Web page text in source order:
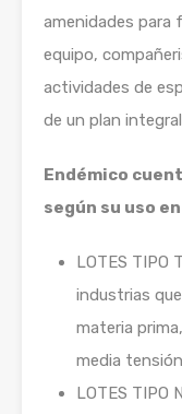
amenidades para
equipo,
actividades de
de un plan
Endémico
según su uso
LOTES TIPO
industrias
materia
media
LOTES TIPO